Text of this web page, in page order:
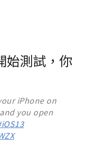
始測試，你
iPhone on
you open